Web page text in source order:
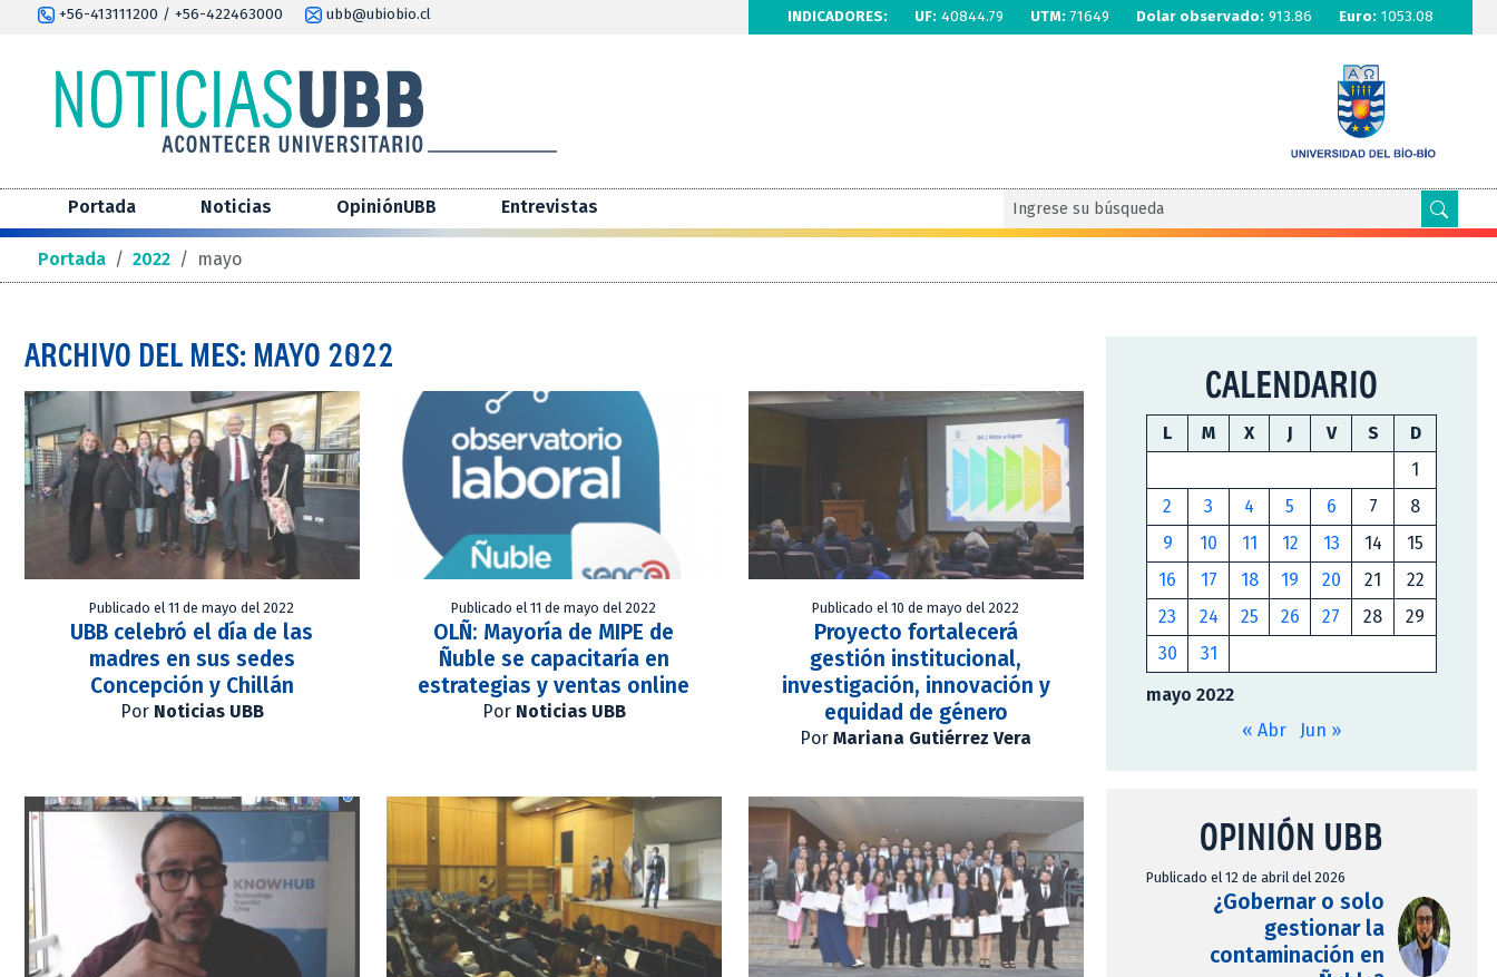
+56-413111200 / +56-422463000 ubb@ubiobio.cl INDICADORES: UF: 40844.79 UTM: 71649 Dolar observado: 913.86 Euro: 1053.08
Portada Noticias OpiniónUBB Entrevistas
Portada / 2022 / mayo
ARCHIVO DEL MES: MAYO 2022
Publicado el 11 de mayo del 2022
UBB celebró el día de las
madres en sus sedes
Concepción y Chillán
Por Noticias UBB
Publicado el 11 de mayo del 2022
OLÑ: Mayoría de MIPE de
Ñuble se capacitaría en
estrategias y ventas online
Por Noticias UBB
Publicado el 10 de mayo del 2022
Proyecto fortalecerá
gestión institucional,
investigación, innovación y
equidad de género
PorMariana Gutiérrez Vera
CALENDARIO
mayo 2022
L M X J V S
D
1
2
3 4 5 6 7
8
9
10 11 12 13 14
15
16
17 18 19 20 21
22
23
24 25 26 27 28
29
30
31
« Abr Jun »
OPINIÓN UBB
Publicado el 12 de abril del 2026
¿Gobernar o solo
gestionar la
contaminación en